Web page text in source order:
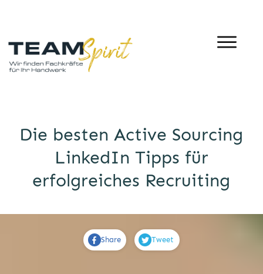
Die besten Active Sourcing
LinkedIn Tipps für
erfolgreiches Recruiting
Share Tweet